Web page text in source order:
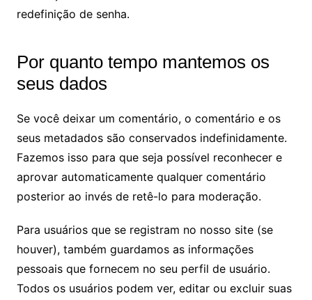
redefinição de senha.
Por quanto tempo mantemos os
seus dados
Se você deixar um comentário, o comentário e os
seus metadados são conservados indefinidamente.
Fazemos isso para que seja possível reconhecer e
aprovar automaticamente qualquer comentário
posterior ao invés de retê-lo para moderação.
Para usuários que se registram no nosso site (se
houver), também guardamos as informações
pessoais que fornecem no seu perfil de usuário.
Todos os usuários podem ver, editar ou excluir suas